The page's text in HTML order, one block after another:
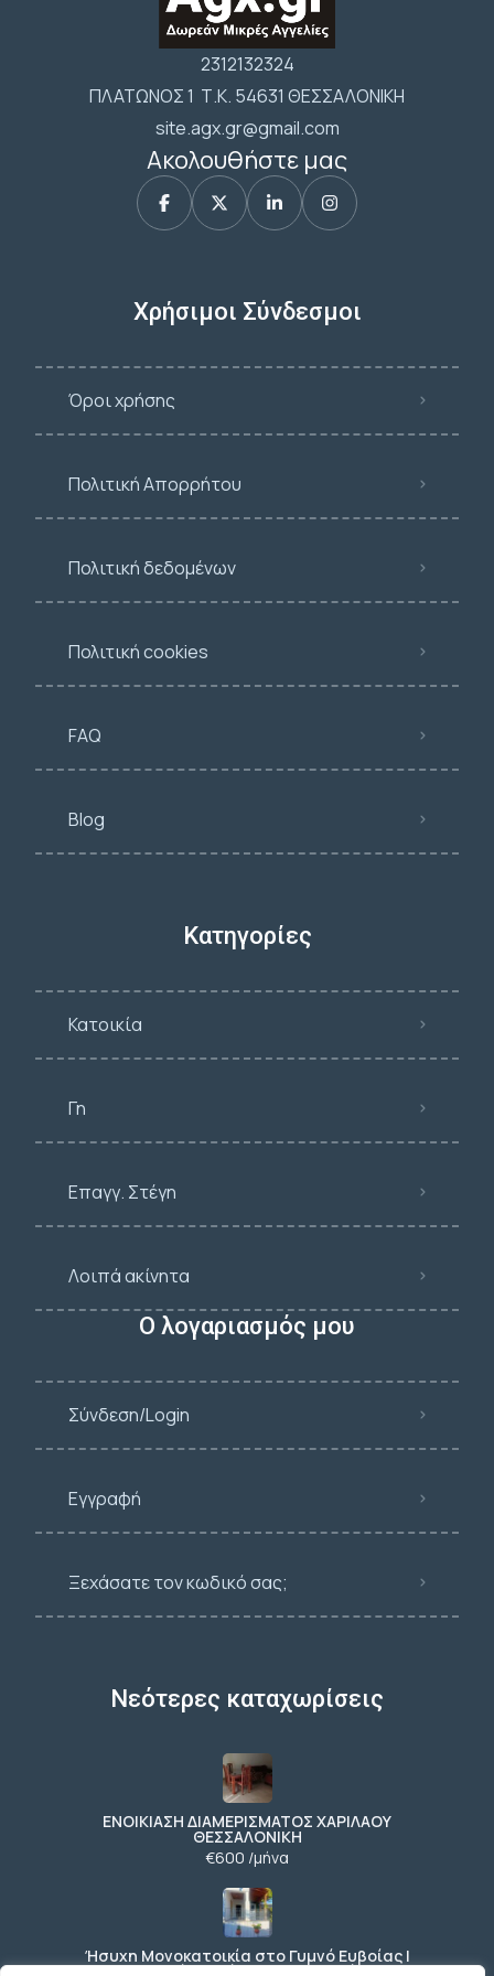
2312132324
ΠΛΑΤΩΝΟΣ 1 Τ.Κ. 54631 ΘΕΣΣΑΛΟΝΙΚΗ
site.agx.gr@gmail.com
Ακολουθήστε μας
Χρήσιμοι Σύνδεσμοι
Όροι χρήσης
Πολιτική Απορρήτου
Πολιτική δεδομένων
Πολιτική cookies
FAQ
Blog
Κατηγορίες
Κατοικία
Γη
Επαγγ. Στέγη
Λοιπά ακίνητα
Ο λογαριασμός μου
Σύνδεση/Login
Εγγραφή
Ξεχάσατε τον κωδικό σας;
Νεότερες καταχωρίσεις
ΕΝΟΙΚΙΑΣΗ ΔΙΑΜΕΡΙΣΜΑΤΟΣ ΧΑΡΙΛΑΟΥ
ΘΕΣΣΑΛΟΝΙΚΗ
€600 /μήνα
Ήσυχη Μονοκατοικία στο Γυμνό Ευβοίας |
Κοντά σε Θάλασσα & Βουνό